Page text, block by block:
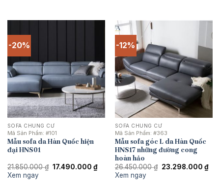
-20%
SOFA CHUNG CƯ
Mã Sản Phẩm: #101
Mẫu sofa da Hàn Quốc hiện
đại HNS01
21.850.000₫ Giá
17.490.000 ₫Giá
hiện
Xem ngay
-12%
SOFA CHUNG CƯ
Mã Sản Phẩm: #363
Mẫu sofa góc L da Hàn Quốc
HNS17 những đường cong
hoàn hảo
26.450.000₫ Giá
23.298.000 ₫Giá
Xem ngay